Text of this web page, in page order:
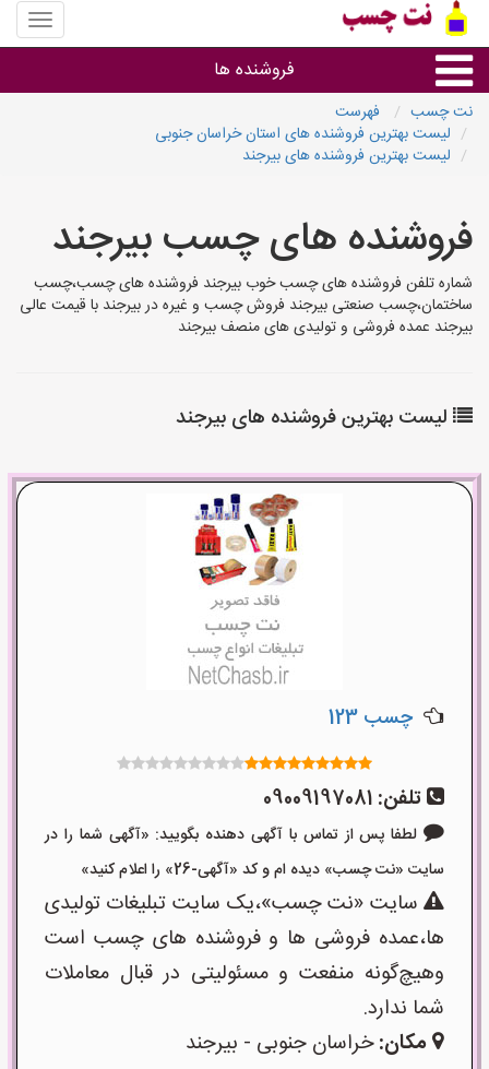
منوی
سایت
چسب
فروشنده ها
گروه ها
نت چسب
فهرست
لیست بهترین فروشنده های استان خراسان جنوبی
لیست بهترین فروشنده های بیرجند
فروشنده های چسب بیرجند
شماره تلفن فروشنده های چسب خوب بیرجند فروشنده های چسب،چسب
ساختمان،چسب صنعتی بیرجند فروش چسب و غیره در بیرجند با قیمت عالی
بیرجند عمده فروشی و تولیدی های منصف بیرجند
لیست بهترین فروشنده های بیرجند
چسب 123
تلفن: 09009197081
لطفا پس از تماس با آگهی دهنده بگویید: «آگهی شما را در
سایت «نت چسب» دیده ام و کد «آگهی-26» را اعلام کنید»
سایت «نت چسب»،یک سایت تبلیغات تولیدی
ها،عمده فروشی ها و فروشنده های چسب است
وهیچ‌گونه منفعت و مسئولیتی در قبال معاملات
شما ندارد.
مکان:خراسان جنوبی - بیرجند